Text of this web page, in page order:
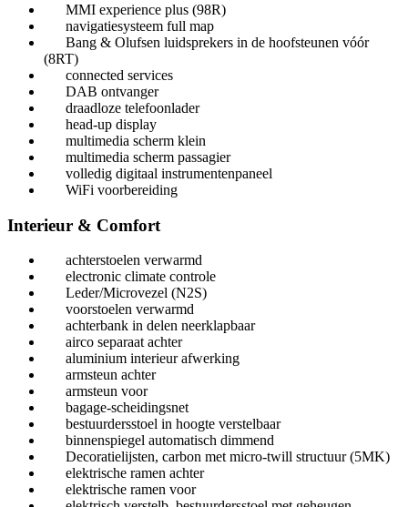
MMI experience plus (98R)
navigatiesysteem full map
Bang & Olufsen luidsprekers in de hoofsteunen vóór
(8RT)
connected services
DAB ontvanger
draadloze telefoonlader
head-up display
multimedia scherm klein
multimedia scherm passagier
volledig digitaal instrumentenpaneel
WiFi voorbereiding
Interieur & Comfort
achterstoelen verwarmd
electronic climate controle
Leder/Microvezel (N2S)
voorstoelen verwarmd
achterbank in delen neerklapbaar
airco separaat achter
aluminium interieur afwerking
armsteun achter
armsteun voor
bagage-scheidingsnet
bestuurdersstoel in hoogte verstelbaar
binnenspiegel automatisch dimmend
Decoratielijsten, carbon met micro-twill structuur (5MK)
elektrische ramen achter
elektrische ramen voor